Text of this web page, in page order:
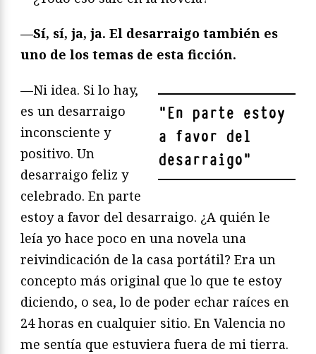
—Sí, sí, ja, ja. El desarraigo también es
uno de los temas de esta ficción.
"En parte estoy
a favor del
desarraigo"
—Ni idea. Si lo hay,
es un desarraigo
inconsciente y
positivo. Un
desarraigo feliz y
celebrado. En parte
estoy a favor del desarraigo. ¿A quién le
leía yo hace poco en una novela una
reivindicación de la casa portátil? Era un
concepto más original que lo que te estoy
diciendo, o sea, lo de poder echar raíces en
24 horas en cualquier sitio. En Valencia no
me sentía que estuviera fuera de mi tierra.